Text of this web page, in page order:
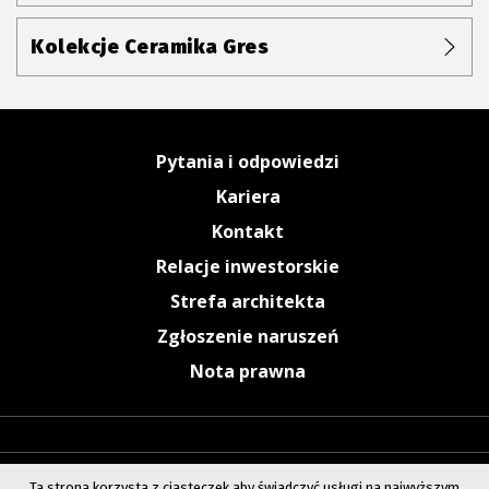
Kolekcje Ceramika Gres
Pytania i odpowiedzi
Kariera
Kontakt
Relacje inwestorskie
Strefa architekta
Zgłoszenie naruszeń
Nota prawna